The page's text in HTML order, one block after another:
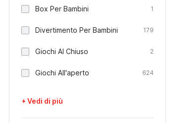
Box Per Bambini 1
Divertimento Per Bambini 179
Giochi Al Chiuso 2
Giochi All'aperto 624
+ Vedi di più